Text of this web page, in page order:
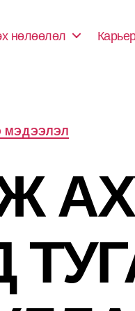
нөлөөлөл
МЭДЭЭЛЭЛ